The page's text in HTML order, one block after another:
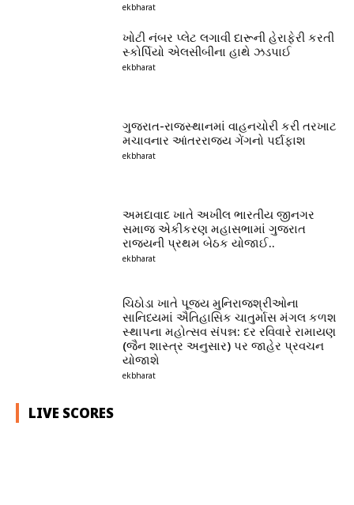
ekbharat
ખોટી નંબર પ્લેટ લગાવી દારૂની હેરાફેરી કરતી
સ્કોર્પિયો એલસીબીના હાથે ઝડપાઈ
ekbharat
ગુજરાત-રાજસ્થાનમાં વાહનચોરી કરી તરખાટ
મચાવનાર આંતરરાજ્ય ગેંગનો પર્દાફાશ
ekbharat
અમદાવાદ ખાતે અખીલ ભારતીય જીનગર
સમાજ એકીકરણ મહાસભામાં ગુજરાત
રાજ્યની પ્રથમ બેઠક યોજાઈ..
ekbharat
ચિઠોડા ખાતે પૂજ્ય મુનિરાજશ્રીઓના
સાનિધ્યમાં ઐતિહાસિક ચાતુર્માસ મંગલ કળશ
સ્થાપના મહોત્સવ સંપન્ન: દર રવિવારે રામાયણ
(જૈન શાસ્ત્ર અનુસાર) પર જાહેર પ્રવચન
યોજાશે
ekbharat
LIVE SCORES